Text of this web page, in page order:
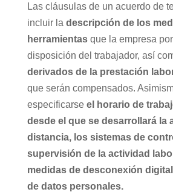
Las cláusulas de un acuerdo de
incluir la descripción de los
herramientasque la empresa
disposición del trabajador, así
derivados de la prestación
que serán compensados.
especificarse el
horario de
desde el que se desarrollará la
distancia, los sistemas de
supervisión de la actividad
medidas de desconexión
de datos personales.